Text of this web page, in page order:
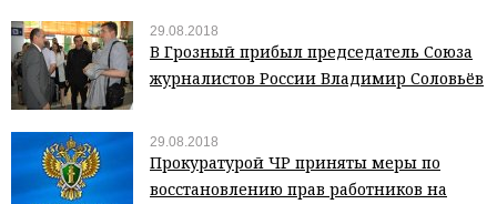
29.08.2018
В Грозный прибыл председатель Союза
журналистов России Владимир Соловьёв
29.08.2018
Прокуратурой ЧР приняты меры по
восстановлению прав работников на